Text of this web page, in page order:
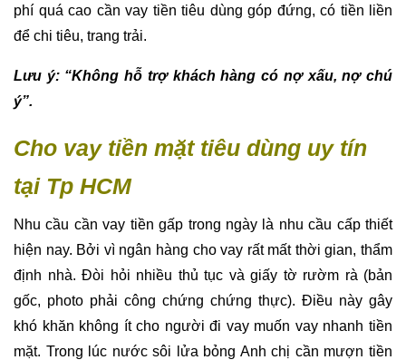
phí quá cao cần vay tiền tiêu dùng góp đứng, có tiền liền
để chi tiêu, trang trải.
Lưu ý: “Không hỗ trợ khách hàng có nợ xấu, nợ chú
ý”.
Cho vay tiền mặt tiêu dùng uy tín
tại Tp HCM
Nhu cầu cần vay tiền gấp trong ngày là nhu cầu cấp thiết
hiện nay. Bởi vì ngân hàng cho vay rất mất thời gian, thẩm
định nhà. Đòi hỏi nhiều thủ tục và giấy tờ rườm rà (bản
gốc, photo phải công chứng chứng thực). Điều này gây
khó khăn không ít cho người đi vay muốn vay nhanh tiền
mặt. Trong lúc nước sôi lửa bỏng Anh chị cần mượn tiền